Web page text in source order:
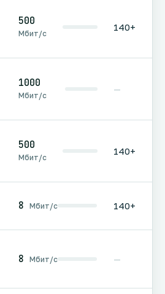
500
Мбит/с
140+
1000
Мбит/с
—
500
Мбит/с
140+
8 Мбит/с 140+
8 Мбит/с —